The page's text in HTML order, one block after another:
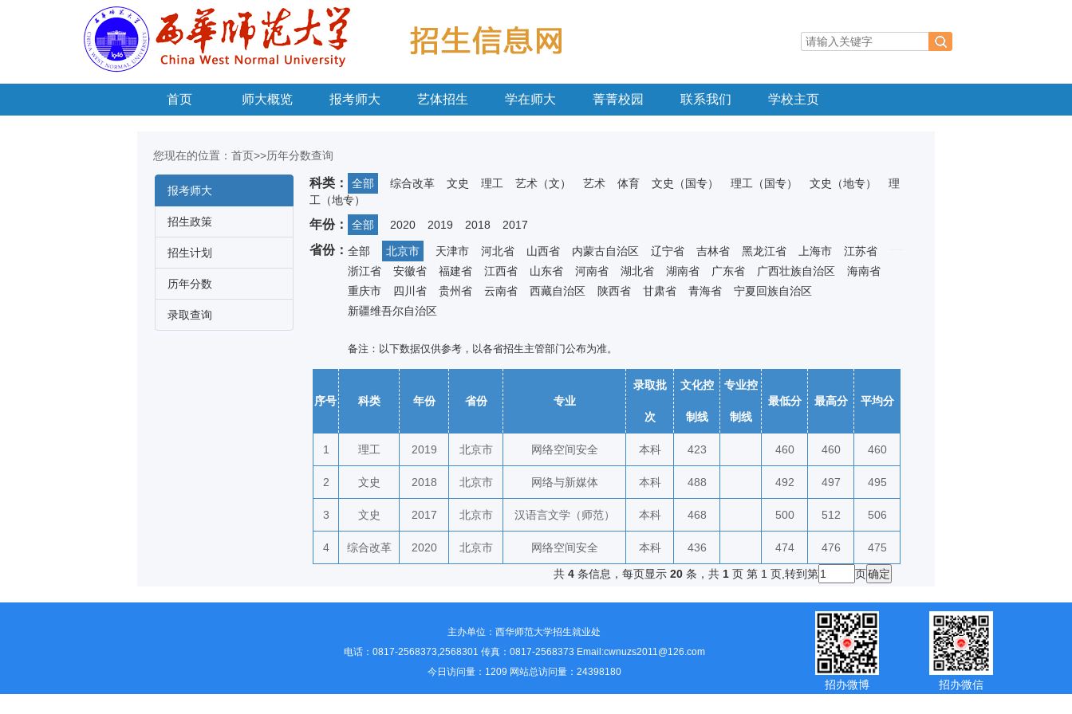
首页 师大概览 报考师大 艺体招生 学在师大 菁菁校园 联系我们 学校主页
您现在的位置： 首页>>历年分数查询
报考师大
招生政策
招生计划
历年分数
录取查询
科类： 全部 综合改革 文史 理工 艺术（文） 艺术 体育 文史（国专） 理工（国专） 文史（地专）
理
工（地专）
年份： 全部 2020 2019 2018 2017
省份： 全部 北京市 天津市 河北省 山西省 内蒙古自治区 辽宁省 吉林省 黑龙江省 上海市
江苏省
浙江省
安徽省 福建省 江西省 山东省 河南省 湖北省 湖南省 广东省 广西壮族自治区
海南省
重庆市
四川省 贵州省 云南省 西藏自治区 陕西省 甘肃省 青海省
宁夏回族自治区
新疆维吾尔自治区
备注：以下数据仅供参考，以各省招生主管部门公布为准。
序号 科类 年份 省份 专业
录取批
次
文化控
制线
专业控
制线
最低分 最高分 平均分
1 理工 2019 北京市 网络空间安全 本科 423 460 460 460
2 文史 2018 北京市 网络与新媒体 本科 488 492 497 495
3 文史 2017 北京市 汉语言文学（师范） 本科 468 500 512 506
4 综合改革 2020 北京市 网络空间安全 本科 436 474 476 475
共 4 条信息，每页显示 20 条，共 1 页 第 1 页,转到第 页
主办单位：西华师范大学招生就业处
电话：0817-2568373,2568301 传真：0817-2568373 Email:cwnuzs2011@126.com
今日访问量：1209 网站总访问量：24398180
招办微博 招办微信